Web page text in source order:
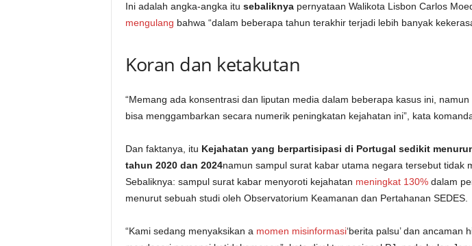
Ini adalah angka-angka itu sebaliknyapernyataan Walikota Lisbon Carlos
mengulang bahwa “dalam beberapa tahun terakhir terjadi lebih banyak
Koran dan ketakutan
“Memang ada konsentrasi dan liputan media dalam beberapa kasus ini,
bisa menggambarkan secara numerik peningkatan kejahatan ini”, kata
Dan faktanya, itu Kejahatan yang berpartisipasi di Portugal sedikit
tahun 2020 dan 2024namun sampul surat kabar utama negara tersebut tidak
Sebaliknya: sampul surat kabar menyoroti kejahatan meningkat 130% dalam
menurut sebuah studi oleh Observatorium Keamanan dan Pertahanan SEDES.
“Kami sedang menyaksikan a momen misinformasi‘berita palsu’ dan ancaman